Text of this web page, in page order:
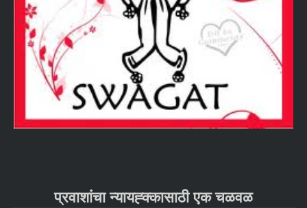
प्रवाशांचा न्यायह्क्कासाठी एक चळवळ